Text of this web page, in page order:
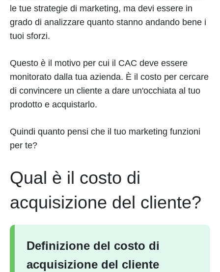
le tue strategie di marketing, ma devi essere in
grado di analizzare quanto stanno andando bene i
tuoi sforzi.
Questo è il motivo per cui il CAC deve essere
monitorato dalla tua azienda. È il costo per cercare
di convincere un cliente a dare un'occhiata al tuo
prodotto e acquistarlo.
Quindi quanto pensi che il tuo marketing funzioni
per te?
Qual è il costo di
acquisizione del cliente?
Definizione del costo di
acquisizione del cliente